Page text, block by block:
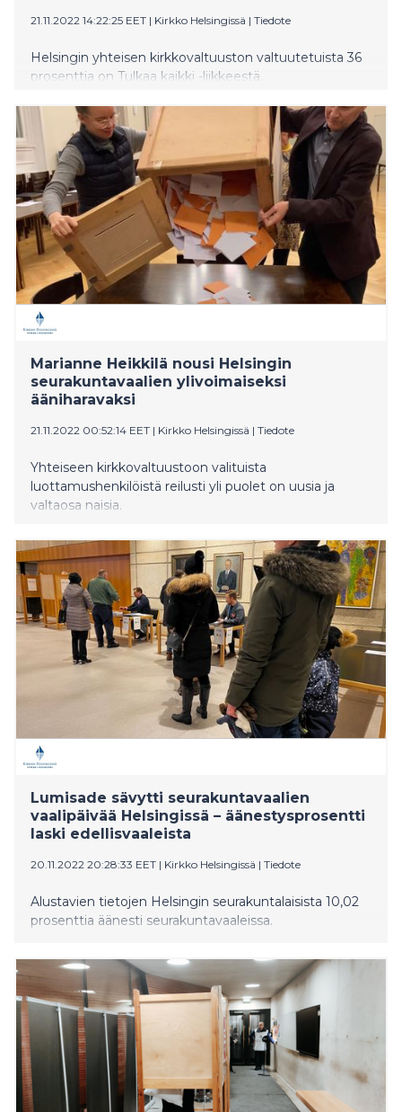
21.11.2022 14:22:25 EET | Kirkko Helsingissä | Tiedote
Helsingin yhteisen kirkkovaltuuston valtuutetuista 36
prosenttia on Tulkaa kaikki -liikkeestä.
Marianne Heikkilä nousi Helsingin
seurakuntavaalien ylivoimaiseksi
ääniharavaksi
21.11.2022 00:52:14 EET | Kirkko Helsingissä | Tiedote
Yhteiseen kirkkovaltuustoon valituista
luottamushenkilöistä reilusti yli puolet on uusia ja
valtaosa naisia.
Lumisade sävytti seurakuntavaalien
vaalipäivää Helsingissä – äänestysprosentti
laski edellisvaaleista
20.11.2022 20:28:33 EET | Kirkko Helsingissä | Tiedote
Alustavien tietojen Helsingin seurakuntalaisista 10,02
prosenttia äänesti seurakuntavaaleissa.